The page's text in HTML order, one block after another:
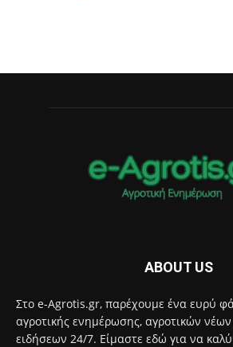
ABOUT US
Στο e-Agrotis.gr, παρέχουμε ένα ευρύ
αγροτικής ενημέρωσης, αγροτικών νέων
ειδήσεων 24/7. Είμαστε εδώ για να